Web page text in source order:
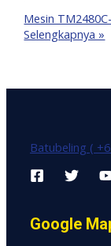
Mesin
Selengkapnya »
Batubeling (
Google